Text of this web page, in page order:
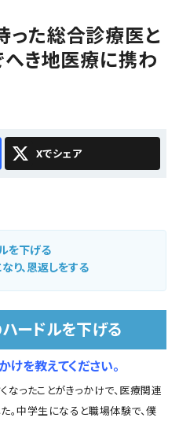
った総合診療医と
へき地医療に携わ
X
を下げる
り、恩返しをする
ードルを下げる
を教えてください。
ったことがきっかけで、医療関連
。中学生になると職場体験で、僕